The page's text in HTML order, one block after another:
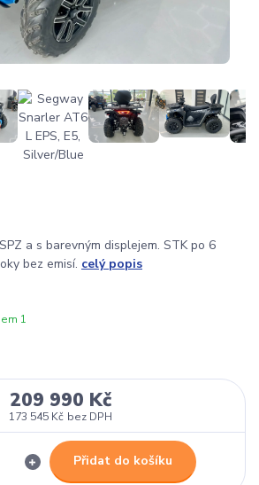
a s barevným displejem. STK po 6
bez emisí. celý popis
1
209 990 Kč
173 545 Kč bez DPH
Přidat do košíku